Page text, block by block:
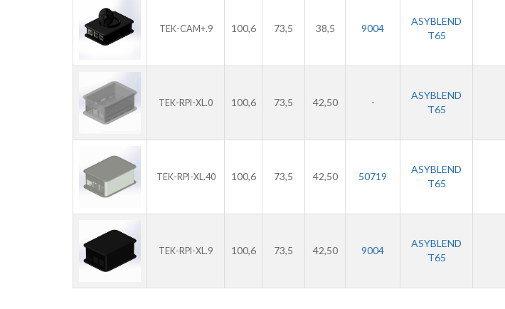
TEK-CAM+.9 100,6 73,5 38,5 9004
ASYBLEND
T65
TEK-RPI-XL.0 100,6 73,5 42,50 -
ASYBLEND
T65
TEK-RPI-XL.40 100,6 73,5 42,50 50719
ASYBLEND
T65
TEK-RPI-XL.9 100,6 73,5 42,50 9004
ASYBLEND
T65